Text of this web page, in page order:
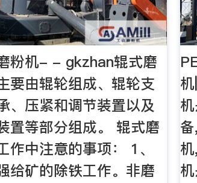
粉机- - gkzhan辊式磨
要由辊轮组成、辊轮支
、压紧和调节装置以及
置等部分组成。 辊式磨
作中注意的事项： 1、
给矿的除铁工作。非磨